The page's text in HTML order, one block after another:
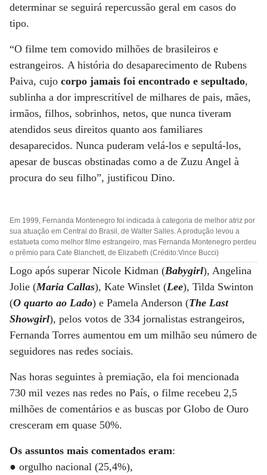
determinar se seguirá repercussão geral em casos do
tipo.
“O filme tem comovido milhões de brasileiros e
estrangeiros. A história do desaparecimento de Rubens
Paiva, cujo corpo jamais foi encontrado e sepultado,
sublinha a dor imprescritível de milhares de pais, mães,
irmãos, filhos, sobrinhos, netos, que nunca tiveram
atendidos seus direitos quanto aos familiares
desaparecidos. Nunca puderam velá-los e sepultá-los,
apesar de buscas obstinadas como a de Zuzu Angel à
procura do seu filho”, justificou Dino.
Em 1999, Fernanda Montenegro foi indicada à categoria de melhor atriz por
sua atuação em Central do Brasil, de Walter Salles. A produção levou a
estatueta como melhor filme estrangeiro, mas Fernanda Montenegro perdeu
o prêmio para Cate Blanchett, de Elizabeth (Crédito:Vince Bucci)
Logo após superar Nicole Kidman (Babygirl), Angelina
Jolie (Maria Callas), Kate Winslet (Lee), Tilda Swinton
(O quarto ao Lado) e Pamela Anderson (The Last
Showgirl), pelos votos de 334 jornalistas estrangeiros,
Fernanda Torres aumentou em um milhão seu número de
seguidores nas redes sociais.
Nas horas seguintes à premiação, ela foi mencionada
730 mil vezes nas redes no País, o filme recebeu 2,5
milhões de comentários e as buscas por Globo de Ouro
cresceram em quase 50%.
Os assuntos mais comentados eram:
● orgulho nacional (25,4%),